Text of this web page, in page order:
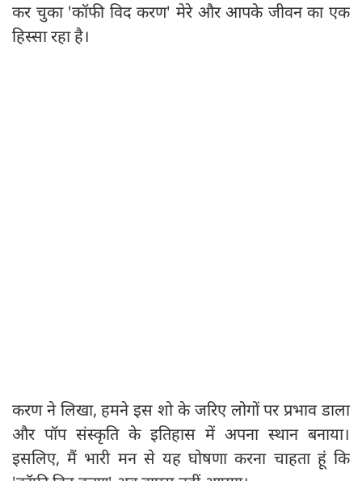
कर चुका 'कॉफी विद करण' मेरे और आपके जीवन का एक
हिस्सा रहा है।
करण ने लिखा, हमने इस शो के जरिए लोगों पर प्रभाव डाला
और पॉप संस्कृति के इतिहास में अपना स्थान बनाया।
इसलिए, मैं भारी मन से यह घोषणा करना चाहता हूं कि